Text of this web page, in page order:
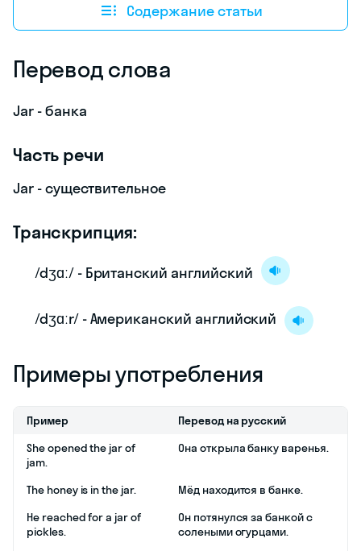
Содержание статьи
Перевод слова
Jar - банка
Часть речи
Jar - существительное
Транскрипция:
/dʒɑː/ - Британский английский
/dʒɑːr/ - Американский английский
Примеры употребления
Пример
Перевод на русский
She opened the jar of
jam.
Она открыла банку варенья.
The honey is in the jar.
Мёд находится в банке.
He reached for a jar of
pickles.
Он потянулся за банкой с
солеными огурцами.